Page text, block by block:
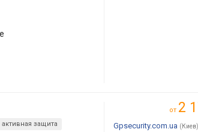
активная защита
от 2
Gpsecurity.com.ua (Киев)